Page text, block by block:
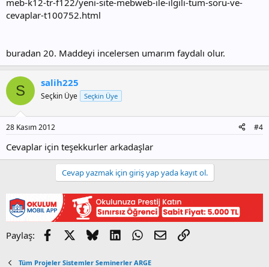
meb-k12-tr-f122/yeni-site-mebweb-ile-ilgili-tum-soru-ve-
cevaplar-t100752.html
buradan 20. Maddeyi incelersen umarım faydalı olur.
S salih225
Seçkin Üye Seçkin Üye
28 Kasım 2012 #4
Cevaplar için teşekkurler arkadaşlar
Cevap yazmak için giriş yap yada kayıt ol.
Paylaş: Facebook BlueskyLinkedInWhatsApp
E-postaLink
Tüm Projeler Sistemler Seminerler ARGE